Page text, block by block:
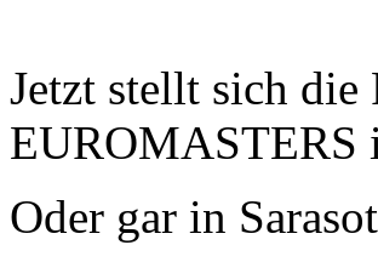
Jetzt stellt sich die
EUROMASTERS
Oder gar in